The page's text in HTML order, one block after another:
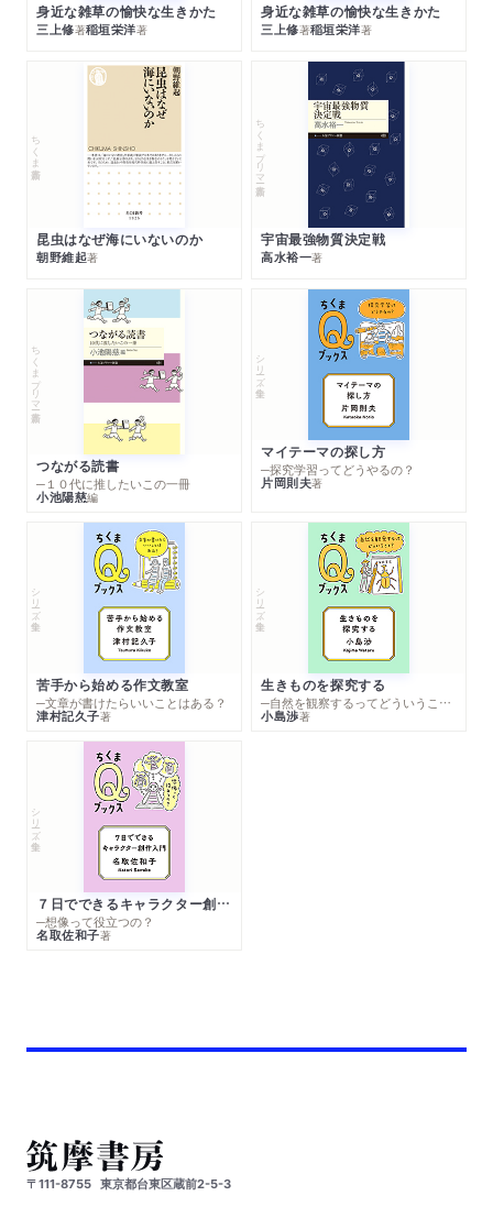
身近な雑草の愉快な生きかた
三上修著稲垣栄洋著
身近な雑草の愉快な生きかた
三上修著稲垣栄洋著
ちくま新書
昆虫はなぜ海にいないのか
朝野維起著
ちくまプリマー新書
宇宙最強物質決定戦
高水裕一著
ちくまプリマー新書
つながる読書
─１０代に推したいこの一冊
小池陽慈編
シリーズ・全集
マイテーマの探し方
─探究学習ってどうやるの？
片岡則夫著
シリーズ・全集
苦手から始める作文教室
─文章が書けたらいいことはある？
津村記久子著
シリーズ・全集
生きものを探究する
─自然を観察するってどういうこと？
小島渉著
シリーズ・全集
７日でできるキャラクター創作入門
─想像って役立つの？
名取佐和子著
〒111-8755 東京都台東区蔵前2-5-3